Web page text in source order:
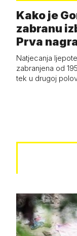
Kako je
zabranu
Prva nagrada krstarenje
Jadran…
Natjecanja
zabranjena od
tek u drugoj